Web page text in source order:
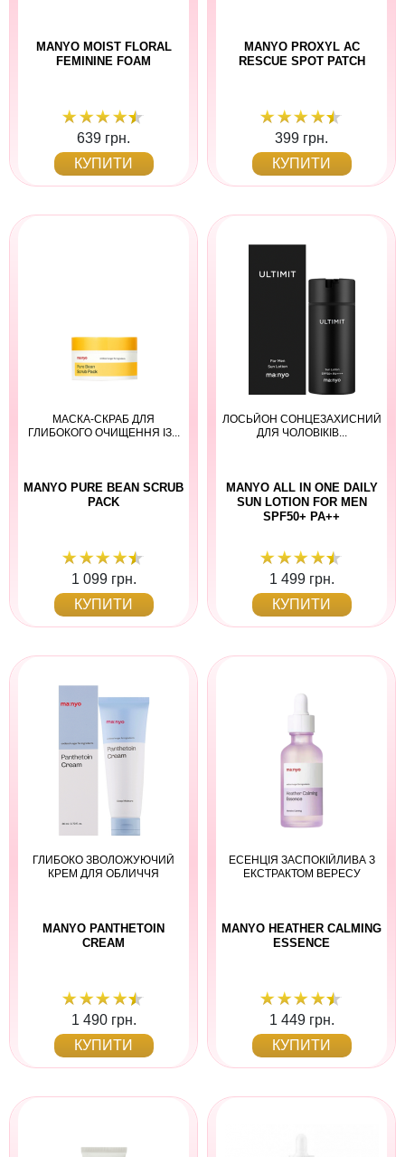
MANYO MOIST FLORAL
FEMININE FOAM
639 грн.
КУПИТИ
MANYO PROXYL AC
RESCUE SPOT PATCH
399 грн.
КУПИТИ
МАСКА-СКРАБ ДЛЯ
ГЛИБОКОГО ОЧИЩЕННЯ ІЗ...
MANYO PURE BEAN SCRUB
PACK
1 099 грн.
КУПИТИ
ЛОСЬЙОН СОНЦЕЗАХИСНИЙ
ДЛЯ ЧОЛОВІКІВ...
MANYO ALL IN ONE DAILY
SUN LOTION FOR MEN
SPF50+ PA++
1 499 грн.
КУПИТИ
ГЛИБОКО ЗВОЛОЖУЮЧИЙ
КРЕМ ДЛЯ ОБЛИЧЧЯ
MANYO PANTHETOIN
CREAM
1 490 грн.
КУПИТИ
ЕСЕНЦІЯ ЗАСПОКІЙЛИВА З
ЕКСТРАКТОМ ВЕРЕСУ
MANYO HEATHER CALMING
ESSENCE
1 449 грн.
КУПИТИ